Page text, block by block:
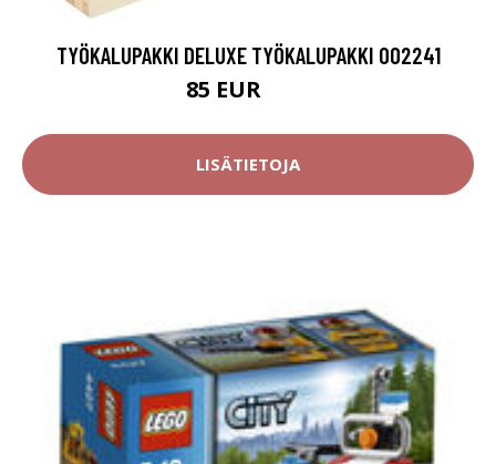
TYÖKALUPAKKI DELUXE TYÖKALUPAKKI 002241
85 EUR
LISÄTIETOJA